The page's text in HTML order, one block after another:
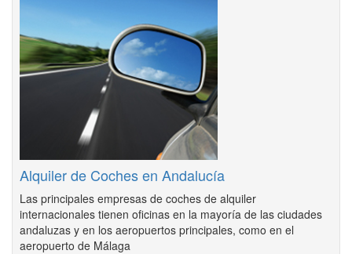
Alquiler de Coches en Andalucía
Las principales empresas de coches de alquiler
internacionales tienen oficinas en la mayoría de las ciudades
andaluzas y en los aeropuertos principales, como en el
aeropuerto de Málaga